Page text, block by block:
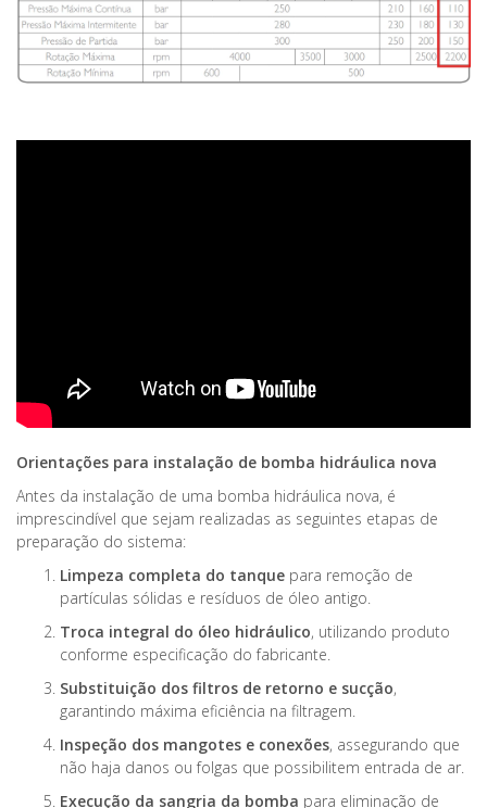
Orientações para instalação de bomba hidráulica nova
Antes da instalação de uma bomba hidráulica nova, é
imprescindível que sejam realizadas as seguintes etapas de
preparação do sistema:
Limpeza completa do tanque para remoção de
partículas sólidas e resíduos de óleo antigo.
Troca integral do óleo hidráulico, utilizando produto
conforme especificação do fabricante.
Substituição dos filtros de retorno e sucção,
garantindo máxima eficiência na filtragem.
Inspeção dos mangotes e conexões, assegurando que
não haja danos ou folgas que possibilitem entrada de ar.
Execução da sangria da bomba para eliminação de